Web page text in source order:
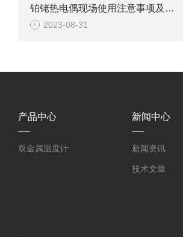
铂铑热电偶现场使用注意事项及安装要求
2023-08-31
产品中心
双金属温度计
新闻中心
新闻资讯
技术文章